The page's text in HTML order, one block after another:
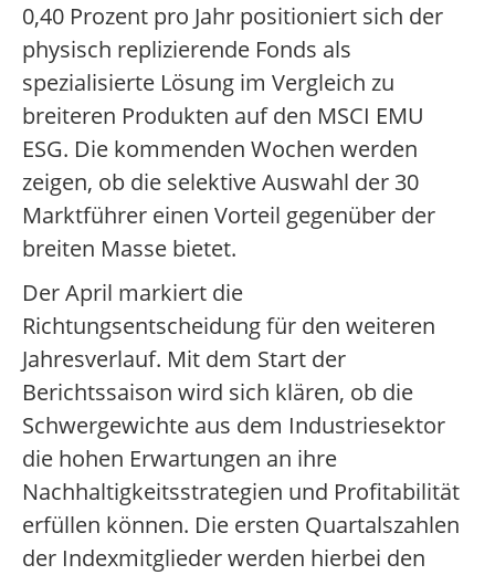
0,40 Prozent pro Jahr positioniert sich der
physisch replizierende Fonds als
spezialisierte Lösung im Vergleich zu
breiteren Produkten auf den MSCI EMU
ESG. Die kommenden Wochen werden
zeigen, ob die selektive Auswahl der 30
Marktführer einen Vorteil gegenüber der
breiten Masse bietet.
Der April markiert die
Richtungsentscheidung für den weiteren
Jahresverlauf. Mit dem Start der
Berichtssaison wird sich klären, ob die
Schwergewichte aus dem Industriesektor
die hohen Erwartungen an ihre
Nachhaltigkeitsstrategien und Profitabilität
erfüllen können. Die ersten Quartalszahlen
der Indexmitglieder werden hierbei den